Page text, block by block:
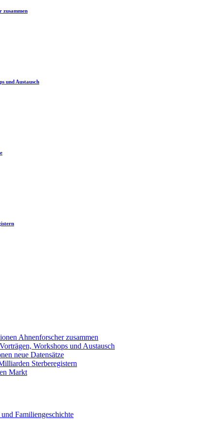
zusammen
und Austausch
Ahnenforscher zusammen
Workshops und Austausch
neue Datensätze
Sterberegistern
Markt
Familiengeschichte